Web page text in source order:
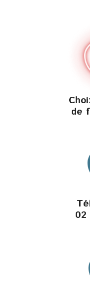
de
02